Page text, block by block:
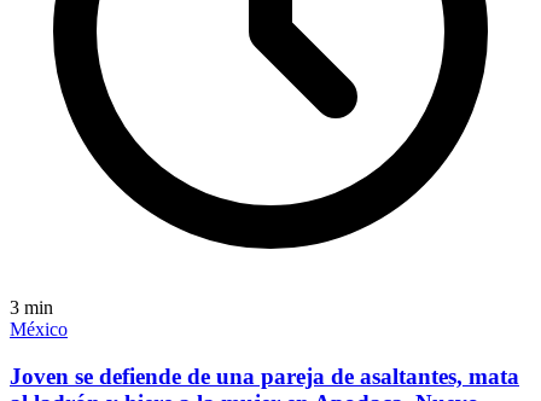
3 min
México
Joven se defiende de una pareja de asaltantes, mata